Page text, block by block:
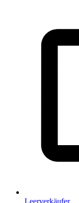
Leerverkäufer